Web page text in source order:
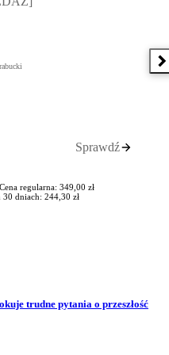
Sprawdź
Cena regularna: 349,00 zł
30 dniach: 244,30 zł
trudne pytania o przeszłość